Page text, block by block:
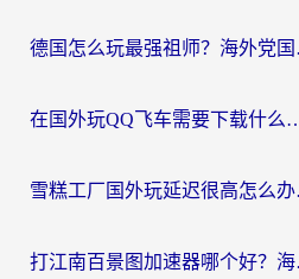
德国怎
在国外玩QQ飞车需要下载什么加速器呢
雪糕工厂国
打江南百